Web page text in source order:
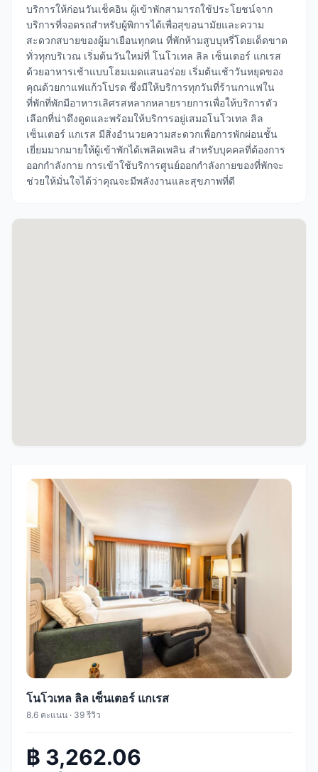
บริการให้ก่อนวันเช็คอิน ผู้เข้าพักสามารถใช้ประโยชน์จาก
บริการที่จอดรถสำหรับผู้พิการได้เพื่อสุขอนามัยและความ
สะดวกสบายของผู้มาเยือนทุกคน ที่พักห้ามสูบบุหรี่โดยเด็ดขาด
ทั่วทุกบริเวณ เริ่มต้นวันใหม่ที่ โนโวเทล ลิล เซ็นเตอร์ แกเรส
ด้วยอาหารเช้าแบบโฮมเมดแสนอร่อย เริ่มต้นเช้าวันหยุดของ
คุณด้วยกาแฟแก้วโปรด ซึ่งมีให้บริการทุกวันที่ร้านกาแฟใน
ที่พักที่พักมีอาหารเลิศรสหลากหลายรายการเพื่อให้บริการตัว
เลือกที่น่าดึงดูดและพร้อมให้บริการอยู่เสมอโนโวเทล ลิล
เซ็นเตอร์ แกเรส มีสิ่งอำนวยความสะดวกเพื่อการพักผ่อนชั้น
เยี่ยมมากมายให้ผู้เข้าพักได้เพลิดเพลิน สำหรับบุคคลที่ต้องการ
ออกกำลังกาย การเข้าใช้บริการศูนย์ออกกำลังกายของที่พักจะ
ช่วยให้มั่นใจได้ว่าคุณจะมีพลังงานและสุขภาพที่ดี
โนโวเทล ลิล เซ็นเตอร์ แกเรส
8.6 คะแนน · 39 รีวิว
฿ 3,262.06